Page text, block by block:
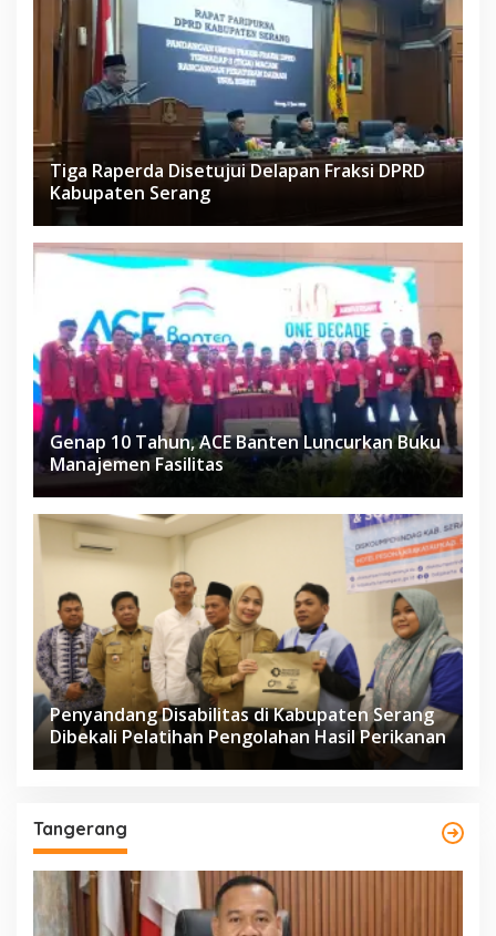
Tiga Raperda Disetujui Delapan Fraksi DPRD
Kabupaten Serang
Genap 10 Tahun, ACE Banten Luncurkan Buku
Manajemen Fasilitas
Penyandang Disabilitas di Kabupaten Serang
Dibekali Pelatihan Pengolahan Hasil Perikanan
Tangerang